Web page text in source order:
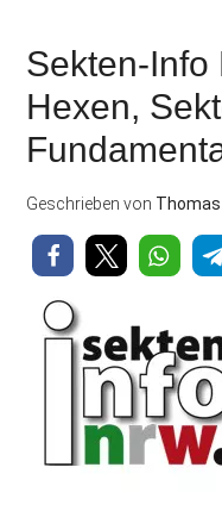
Sekten-Info
Hexen,
Geschrieben von